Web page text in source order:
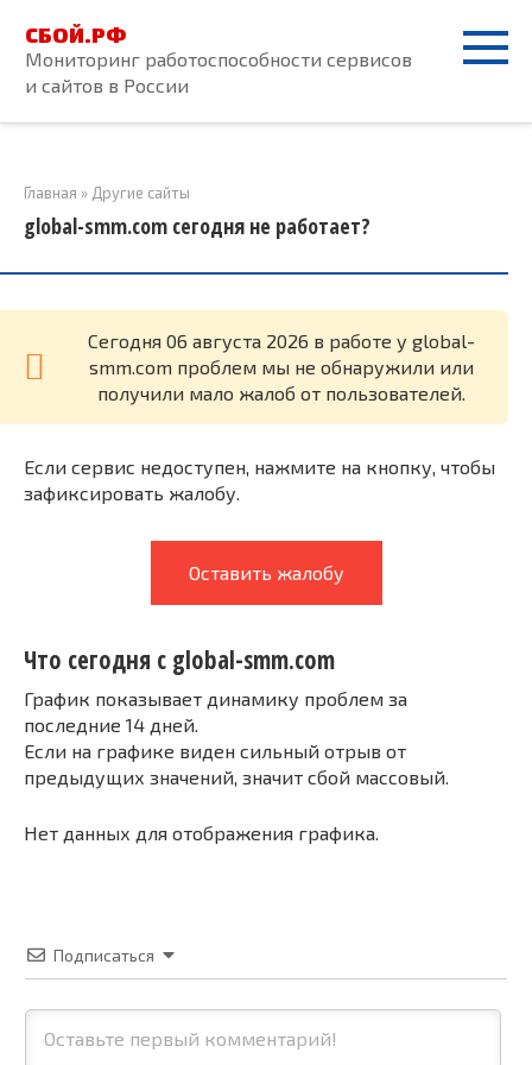
контенту
СБОЙ.РФ
Мониторинг работоспособности сервисов
и сайтов в России
Главная » Другие сайты
global-smm.com сегодня не работает?
Cегодня 06 августа 2026 в работе у global-
smm.com проблем мы не обнаружили или
получили мало жалоб от пользователей.
Если сервис недоступен, нажмите на кнопку, чтобы
зафиксировать жалобу.
Оставить жалобу
Что сегодня с global-smm.com
График показывает динамику проблем за
последние 14 дней.
Если на графике виден сильный отрыв от
предыдущих значений, значит сбой массовый.
Нет данных для отображения графика.
Подписаться